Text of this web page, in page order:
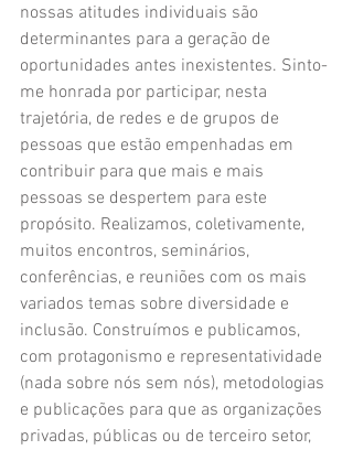
nossas atitudes individuais são
determinantes para a geração de
oportunidades antes inexistentes. Sinto-
me honrada por participar, nesta
trajetória, de redes e de grupos de
pessoas que estão empenhadas em
contribuir para que mais e mais
pessoas se despertem para este
propósito. Realizamos, coletivamente,
muitos encontros, seminários,
conferências, e reuniões com os mais
variados temas sobre diversidade e
inclusão. Construímos e publicamos,
com protagonismo e representatividade
(nada sobre nós sem nós), metodologias
e publicações para que as organizações
privadas, públicas ou de terceiro setor,